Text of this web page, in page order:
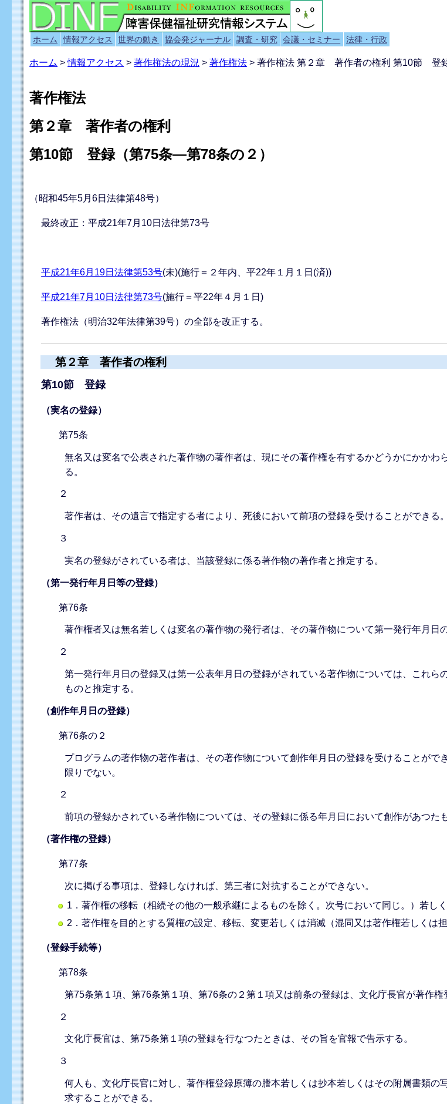
ホーム 情報アクセス 世界の動き 協会発ジャーナル 調査・研究 会議・セミナー 法律・行政
ホーム >情報アクセス >著作権法の現況 >著作権法 > 著作権法 第２章 著作者の権利 第10節 登
著作権法
第２章 著作者の権利
第10節 登録（第75条―第78条の２）
（昭和45年5月6日法律第48号）
最終改正：平成21年7月10日法律第73号
平成21年6月19日法律第53号(未)(施行＝２年内、平22年１月１日(済))
平成21年7月10日法律第73号(施行＝平22年４月１日)
著作権法（明治32年法律第39号）の全部を改正する。
第２章 著作者の権利
第10節 登録
（実名の登録）
第75条
無名又は変名で公表された著作物の著作者は、現にその著作権を有するかどうかにかかわ
る。
２
著作者は、その遺言で指定する者により、死後において前項の登録を受けることができる。
３
実名の登録がされている者は、当該登録に係る著作物の著作者と推定する。
（第一発行年月日等の登録）
第76条
著作権者又は無名若しくは変名の著作物の発行者は、その著作物について第一発行年月日
２
第一発行年月日の登録又は第一公表年月日の登録がされている著作物については、これ
ものと推定する。
（創作年月日の登録）
第76条の２
プログラムの著作物の著作者は、その著作物について創作年月日の登録を受けることが
限りでない。
２
前項の登録かされている著作物については、その登録に係る年月日において創作があつた
（著作権の登録）
第77条
次に掲げる事項は、登録しなければ、第三者に対抗することができない。
1．著作権の移転（相続その他の一般承継によるものを除く。次号において同じ。）若し
2．著作権を目的とする質権の設定、移転、変更若しくは消滅（混同又は著作権若しくは
（登録手続等）
第78条
第75条第１項、第76条第１項、第76条の２第１項又は前条の登録は、文化庁長官が著作権
２
文化庁長官は、第75条第１項の登録を行なつたときは、その旨を官報で告示する。
３
何人も、文化庁長官に対し、著作権登録原簿の謄本若しくは抄本若しくはその附属書類
求することができる。